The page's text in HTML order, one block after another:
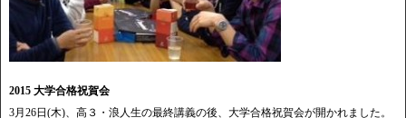
2015 大学合格祝賀会
3月26日(木)、高３・浪人生の最終講義の後、大学合格祝賀会が開かれました。